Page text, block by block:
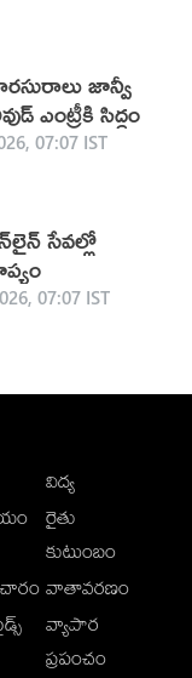
జాన్వీ
ఎంట్రీకి సిద్ధం
07:07 IST
సేవల్లో
07:07 IST
విద్య
రైతు
కుటుంబం
వాతావరణం
వ్యాపార
ప్రపంచం